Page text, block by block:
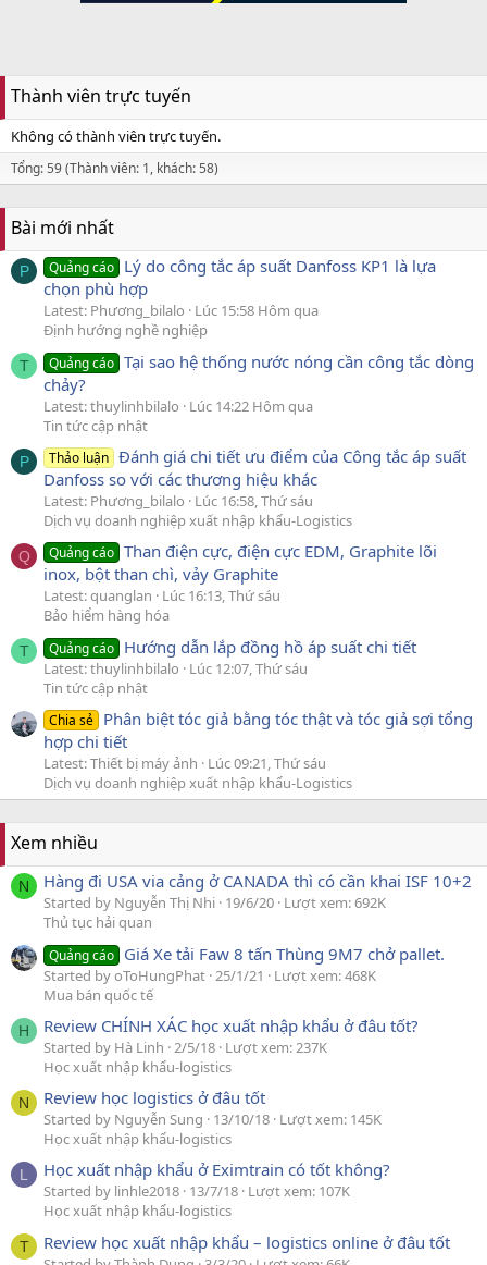
Thành viên trực tuyến
Không có thành viên trực tuyến.
Tổng: 59 (Thành viên: 1, khách: 58)
Bài mới nhất
P Quảng cáo Lý do công tắc áp suất Danfoss KP1 là lựa
chọn phù hợp
Latest: Phương_bilalo
Lúc 15:58 Hôm qua
Định hướng nghề nghiệp
T Quảng cáo Tại sao hệ thống nước nóng cần công tắc dòng
chảy?
Latest: thuylinhbilalo
Lúc 14:22 Hôm qua
Tin tức cập nhật
P Thảo luận Đánh giá chi tiết ưu điểm của Công tắc áp suất
Danfoss so với các thương hiệu khác
Latest: Phương_bilalo
Lúc 16:58, Thứ sáu
Dịch vụ doanh nghiệp xuất nhập khẩu-Logistics
Q Quảng cáo Than điện cực, điện cực EDM, Graphite lõi
inox, bột than chì, vảy Graphite
Latest: quanglan
Lúc 16:13, Thứ sáu
Bảo hiểm hàng hóa
T Quảng cáo Hướng dẫn lắp đồng hồ áp suất chi tiết
Latest: thuylinhbilalo
Lúc 12:07, Thứ sáu
Tin tức cập nhật
Chia sẻ Phân biệt tóc giả bằng tóc thật và tóc giả sợi tổng
hợp chi tiết
Latest: Thiết bị máy ảnh
Lúc 09:21, Thứ sáu
Dịch vụ doanh nghiệp xuất nhập khẩu-Logistics
Xem nhiều
N Hàng đi USA via cảng ở CANADA thì có cần khai ISF 10+2
Started by Nguyễn Thị Nhi 19/6/20 Lượt xem: 692K
Thủ tục hải quan
Quảng cáo Giá Xe tải Faw 8 tấn Thùng 9M7 chở pallet.
Started by oToHungPhat 25/1/21
Lượt xem: 468K
Mua bán quốc tế
H Review CHÍNH XÁC học xuất nhập khẩu ở đâu tốt?
Started by Hà Linh 2/5/18 Lượt xem: 237K
Học xuất nhập khẩu-logistics
N Review học logistics ở đâu tốt
Started by Nguyễn Sung 13/10/18 Lượt xem: 145K
Học xuất nhập khẩu-logistics
L Học xuất nhập khẩu ở Eximtrain có tốt không?
Started by linhle2018 13/7/18 Lượt xem: 107K
Học xuất nhập khẩu-logistics
T Review học xuất nhập khẩu – logistics online ở đâu tốt